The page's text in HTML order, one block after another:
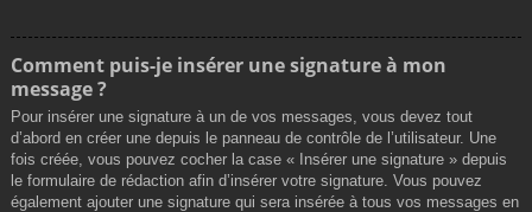
Comment puis-je insérer une signature à mon
message ?
Pour insérer une signature à un de vos messages, vous devez tout
d’abord en créer une depuis le panneau de contrôle de l’utilisateur. Une
fois créée, vous pouvez cocher la case « Insérer une signature » depuis
le formulaire de rédaction afin d’insérer votre signature. Vous pouvez
également ajouter une signature qui sera insérée à tous vos messages en